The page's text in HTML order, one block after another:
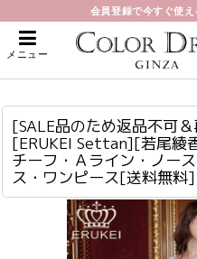
会員登録で今すぐ使
メニュー
ホーム > ミディアム
[SALE品のため返品不可＆再入荷な
関あいか着用]花びらモチーフ・Ａラ
[SALE品のため返品不可
[ERUKEI Settan][若尾綾
チーフ・Ａライン・ノー
ス・ワンピース[送料無料]